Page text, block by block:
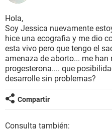
BIENESTAR
SEXUALIDAD
GLOSARIO
Hola,
Soy Jessica nuevamente
hice una ecografia y me dio
esta vivo pero que tengo el
amenaza de aborto... me
progesterona.... que
desarrolle sin problemas?
Compartir
Consulta también: